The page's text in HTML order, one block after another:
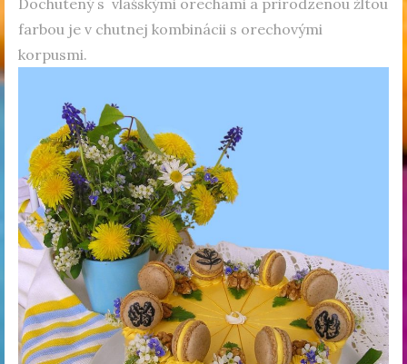
Dochutený s vlašskými orechami a prirodzenou žltou
farbou je v chutnej kombinácii s orechovými
korpusmi.